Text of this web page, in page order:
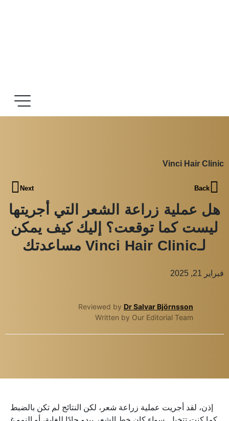
Vinci Hair Clinic
Back
Next
هل عملية زراعة الشعر التي أجريتها
ليست كما توقعت؟ إليك كيف يمكن
لـVinci Hair Clinic مساعدتك
فبراير 21, 2025
Reviewed by Dr Salvar Björnsson
Written by Our Editorial Team
إذن، لقد أجريت عملية زراعة شعر، لكن النتائج لم تكن بالضبط